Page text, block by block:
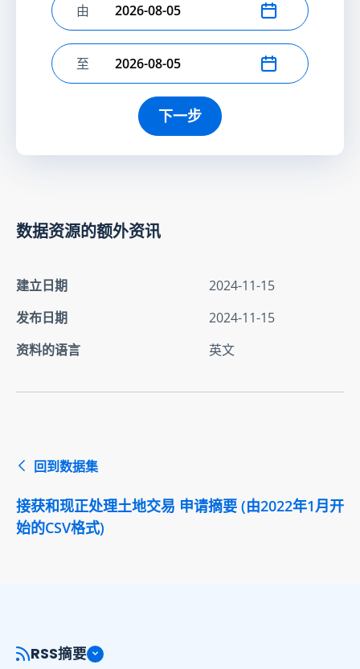
选择开始日期
由
选择结束日期
至
下一步
数据资源的额外资讯
建立日期
2024-11-15
发布日期
2024-11-15
资料的语言
英文
回到数据集
接获和现正处理土地交易 申请摘要 (由2022年1月开
始的CSV格式)
RSS摘要